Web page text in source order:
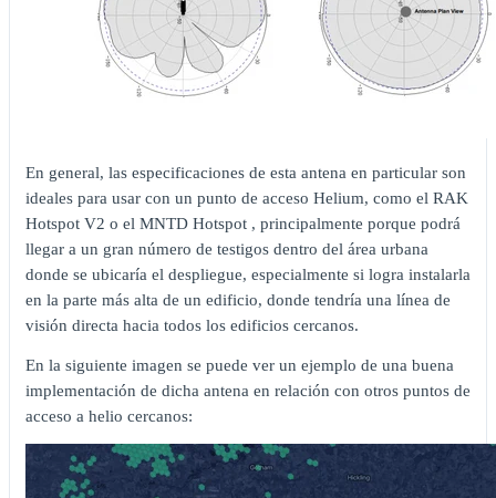
En general, las especificaciones de esta antena en particular son
ideales para usar con un punto de acceso Helium, como el RAK
Hotspot V2 o el MNTD Hotspot , principalmente porque podrá
llegar a un gran número de testigos dentro del área urbana
donde se ubicaría el despliegue, especialmente si logra instalarla
en la parte más alta de un edificio, donde tendría una línea de
visión directa hacia todos los edificios cercanos.
En la siguiente imagen se puede ver un ejemplo de una buena
implementación de dicha antena en relación con otros puntos de
acceso a helio cercanos: